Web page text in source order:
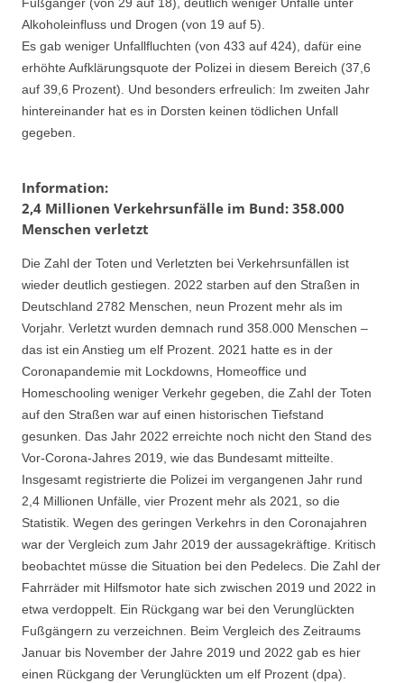
Alkoholeinfluss und Drogen (von 19 auf 5).
Es gab weniger Unfallfluchten (von 433 auf 424), dafür eine
erhöhte Aufklärungsquote der Polizei in diesem Bereich (37,6
auf 39,6 Prozent). Und besonders erfreulich: Im zweiten Jahr
hintereinander hat es in Dorsten keinen tödlichen Unfall
gegeben.
Information:
2,4 Millionen Verkehrsunfälle im Bund: 358.000
Menschen verletzt
Die Zahl der Toten und Verletzten bei Verkehrsunfällen ist
wieder deutlich gestiegen. 2022 starben auf den Straßen in
Deutschland 2782 Menschen, neun Prozent mehr als im
Vorjahr. Verletzt wurden demnach rund 358.000 Menschen –
das ist ein Anstieg um elf Prozent. 2021 hatte es in der
Coronapandemie mit Lockdowns, Homeoffice und
Homeschooling weniger Verkehr gegeben, die Zahl der Toten
auf den Straßen war auf einen historischen Tiefstand
gesunken. Das Jahr 2022 erreichte noch nicht den Stand des
Vor-Corona-Jahres 2019, wie das Bundesamt mitteilte.
Insgesamt registrierte die Polizei im vergangenen Jahr rund
2,4 Millionen Unfälle, vier Prozent mehr als 2021, so die
Statistik. Wegen des geringen Verkehrs in den Coronajahren
war der Vergleich zum Jahr 2019 der aussagekräftige. Kritisch
beobachtet müsse die Situation bei den Pedelecs. Die Zahl der
Fahrräder mit Hilfsmotor hate sich zwischen 2019 und 2022 in
etwa verdoppelt. Ein Rückgang war bei den Verunglückten
Fußgängern zu verzeichnen. Beim Vergleich des Zeitraums
Januar bis November der Jahre 2019 und 2022 gab es hier
einen Rückgang der Verunglückten um elf Prozent (dpa).